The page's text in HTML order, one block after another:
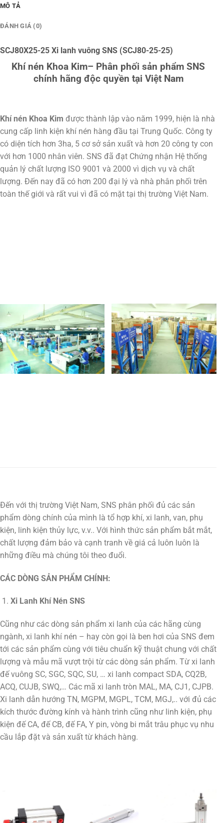
MÔ TẢ
ĐÁNH GIÁ (0)
SCJ80X25-25 Xi lanh vuông SNS (SCJ80-25-25)
Khí nén Khoa Kim– Phân phối sản phẩm SNS
chính hãng độc quyền tại Việt Nam
Khí nén Khoa Kim được thành lập vào năm 1999, hiện là nhà
cung cấp linh kiện khí nén hàng đầu tại Trung Quốc. Công ty
có diện tích hơn 3ha, 5 cơ sở sản xuất và hơn 20 công ty con
với hơn 1000 nhân viên. SNS đã đạt Chứng nhận Hệ thống
quản lý chất lượng ISO 9001 và 2000 vì dịch vụ và chất
lượng. Đến nay đã có hơn 200 đại lý và nhà phân phối trên
toàn thế giới và rất vui vì đã có mặt tại thị trường Việt Nam.
Đến với thị trường Việt Nam, SNS phân phối đủ các sản
phẩm dòng chính của mình là tổ hợp khí, xi lanh, van, phụ
kiện, linh kiện thủy lực, v.v.. Với hình thức sản phẩm bắt mắt,
chất lượng đảm bảo và cạnh tranh về giá cả luôn luôn là
những điều mà chúng tôi theo đuổi.
CÁC DÒNG SẢN PHẨM CHÍNH:
Xi Lanh Khí Nén SNS
Cũng như các dòng sản phẩm xi lanh của các hãng cùng
ngành, xi lanh khí nén – hay còn gọi là ben hơi của SNS đem
tới các sản phẩm cùng với tiêu chuẩn kỹ thuật chung với chất
lượng và mẫu mã vượt trội từ các dòng sản phẩm. Từ xi lanh
đế vuông SC, SGC, SQC, SU, … xi lanh compact SDA, CQ2B,
ACQ, CUJB, SWQ,… Các mã xi lanh tròn MAL, MA, CJ1, CJPB.
Xi lanh dẫn hướng TN, MGPM, MGPL, TCM, MGJ,.. với đủ các
kích thước đường kính và hành trình cũng như linh kiện, phụ
kiện đế CA, đế CB, đế FA, Y pin, vòng bi mắt trâu phục vụ nhu
cầu lắp đặt và sản xuất từ khách hàng.